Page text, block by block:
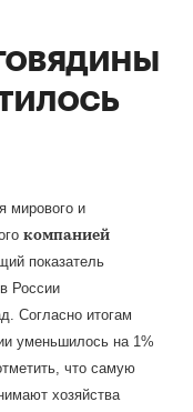
мирового и
компанией
показатель
России
Согласно итогам
уменьшилось на 1%
что самую
хозяйства